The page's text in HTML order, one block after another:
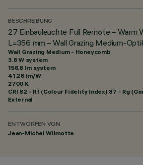
BESCHREIBUNG
27 Einbauleuchte Full Remote – Warm
L=356 mm – Wall Grazing Medium-
Wall Grazing Medium - Honeycomb
3.8 W system
156.8 lm system
41.26 lm/W
2700 K
CRI 82 - Rf (Colour Fidelity Index) 87 - Rg
External
ENTWORFEN VON
Jean-Michel Wilmotte